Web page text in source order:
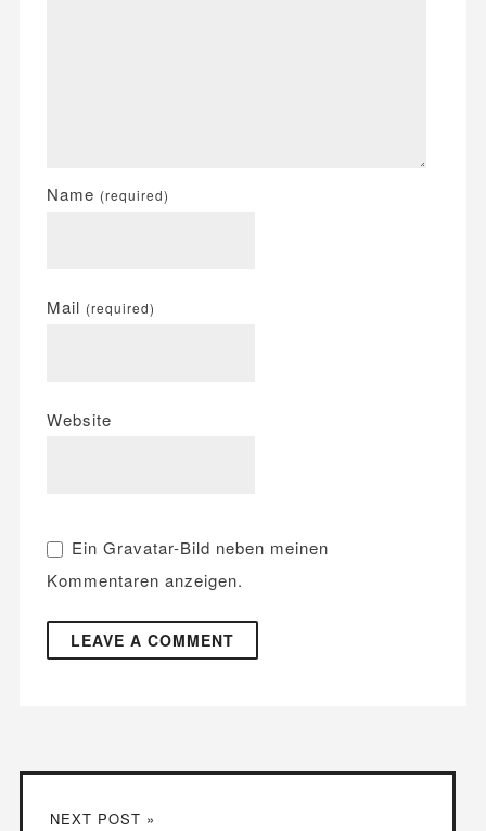
Name (required)
Mail (required)
Website
Ein Gravatar-Bild neben meinen
Kommentaren anzeigen.
NEXT POST »